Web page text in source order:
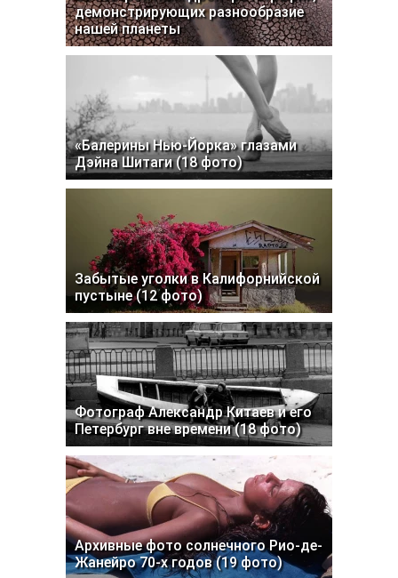
демонстрирующих разнообразие
нашей планеты
«Балерины Нью-Йорка» глазами
Дэйна Шитаги (18 фото)
Забытые уголки в Калифорнийской
пустыне (12 фото)
Фотограф Александр Китаев и его
Петербург вне времени (18 фото)
Архивные фото солнечного Рио-де-
Жанейро 70-х годов (19 фото)